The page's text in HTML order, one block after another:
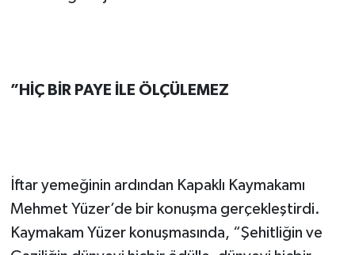
”HİÇ BİR PAYE İLE ÖLÇÜLEMEZ
İftar yemeğinin ardından Kapaklı Kaymakamı
Mehmet Yüzer’de bir konuşma gerçekleştirdi.
Kaymakam Yüzer konuşmasında, “Şehitliğin ve